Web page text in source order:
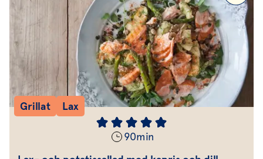
Grillat Lax
90min